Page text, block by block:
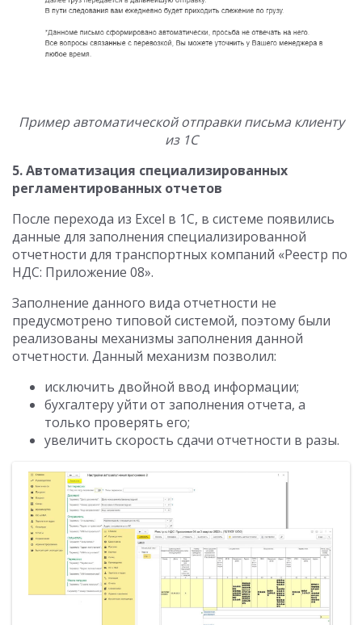
Пример автоматической отправки письма клиенту
из 1С
5. Автоматизация специализированных
регламентированных отчетов
После перехода из Excel в 1С, в системе появились
данные для заполнения специализированной
отчетности для транспортных компаний «Реестр по
НДС: Приложение 08».
Заполнение данного вида отчетности не
предусмотрено типовой системой, поэтому были
реализованы механизмы заполнения данной
отчетности. Данный механизм позволил:
исключить двойной ввод информации;
бухгалтеру уйти от заполнения отчета, а
только проверять его;
увеличить скорость сдачи отчетности в разы.